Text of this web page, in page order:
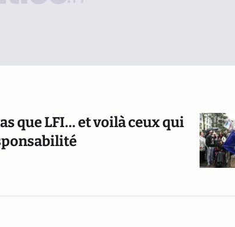
que LFI… et voilà ceux qui